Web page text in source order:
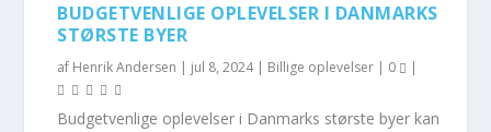
BUDGETVENLIGE OPLEVELSER I DANMARKS
STØRSTE BYER
af Henrik Andersen jul 8, 2024| Billige oplevelser 0
Budgetvenlige oplevelser i Danmarks største byer kan